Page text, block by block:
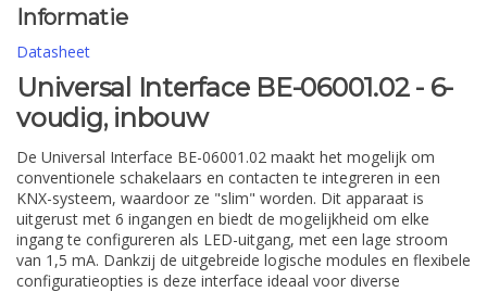
Informatie
Datasheet
Universal Interface BE-06001.02 - 6-
voudig, inbouw
De Universal Interface BE-06001.02 maakt het mogelijk om
conventionele schakelaars en contacten te integreren in een
KNX-systeem, waardoor ze "slim" worden. Dit apparaat is
uitgerust met 6 ingangen en biedt de mogelijkheid om elke
ingang te configureren als LED-uitgang, met een lage stroom
van 1,5 mA. Dankzij de uitgebreide logische modules en flexibele
configuratieopties is deze interface ideaal voor diverse